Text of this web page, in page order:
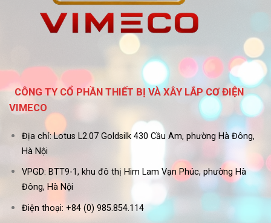
CÔNG TY CỔ PHẦN THIẾT BỊ VÀ XÂY LẮP CƠ ĐIỆN
VIMECO
Địa chỉ: Lotus L2.07 Goldsilk 430 Cầu Am, phường Hà Đông,
Hà Nội
VPGD: BTT9-1, khu đô thị Him Lam Vạn Phúc, phường Hà
Đông, Hà Nội
Điện thoại: +84 (0) 985.854.114